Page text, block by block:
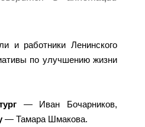
и работники Ленинского
по улучшению жизни
— Иван Бочарников,
— Тамара Шмакова.